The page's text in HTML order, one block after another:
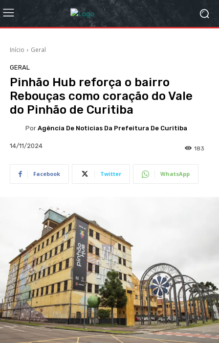
Início Geral
GERAL
Pinhão Hub reforça o bairro
Rebouças como coração do Vale
do Pinhão de Curitiba
Por Agência De Noticias Da Prefeitura De Curitiba
14/11/2024 183
Facebook Twitter WhatsApp